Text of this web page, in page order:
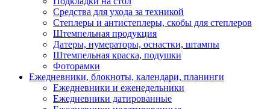
Средства для ухода за техникой
Степлеры и антистеплеры, скобы для степлеров
Штемпельная продукция
Датеры, нумераторы, оснастки, штампы
Штемпельная краска, подушки
Фоторамки
Ежедневники, блокноты, календари, планинги
Ежедневники и еженедельники
Ежедневники датированные